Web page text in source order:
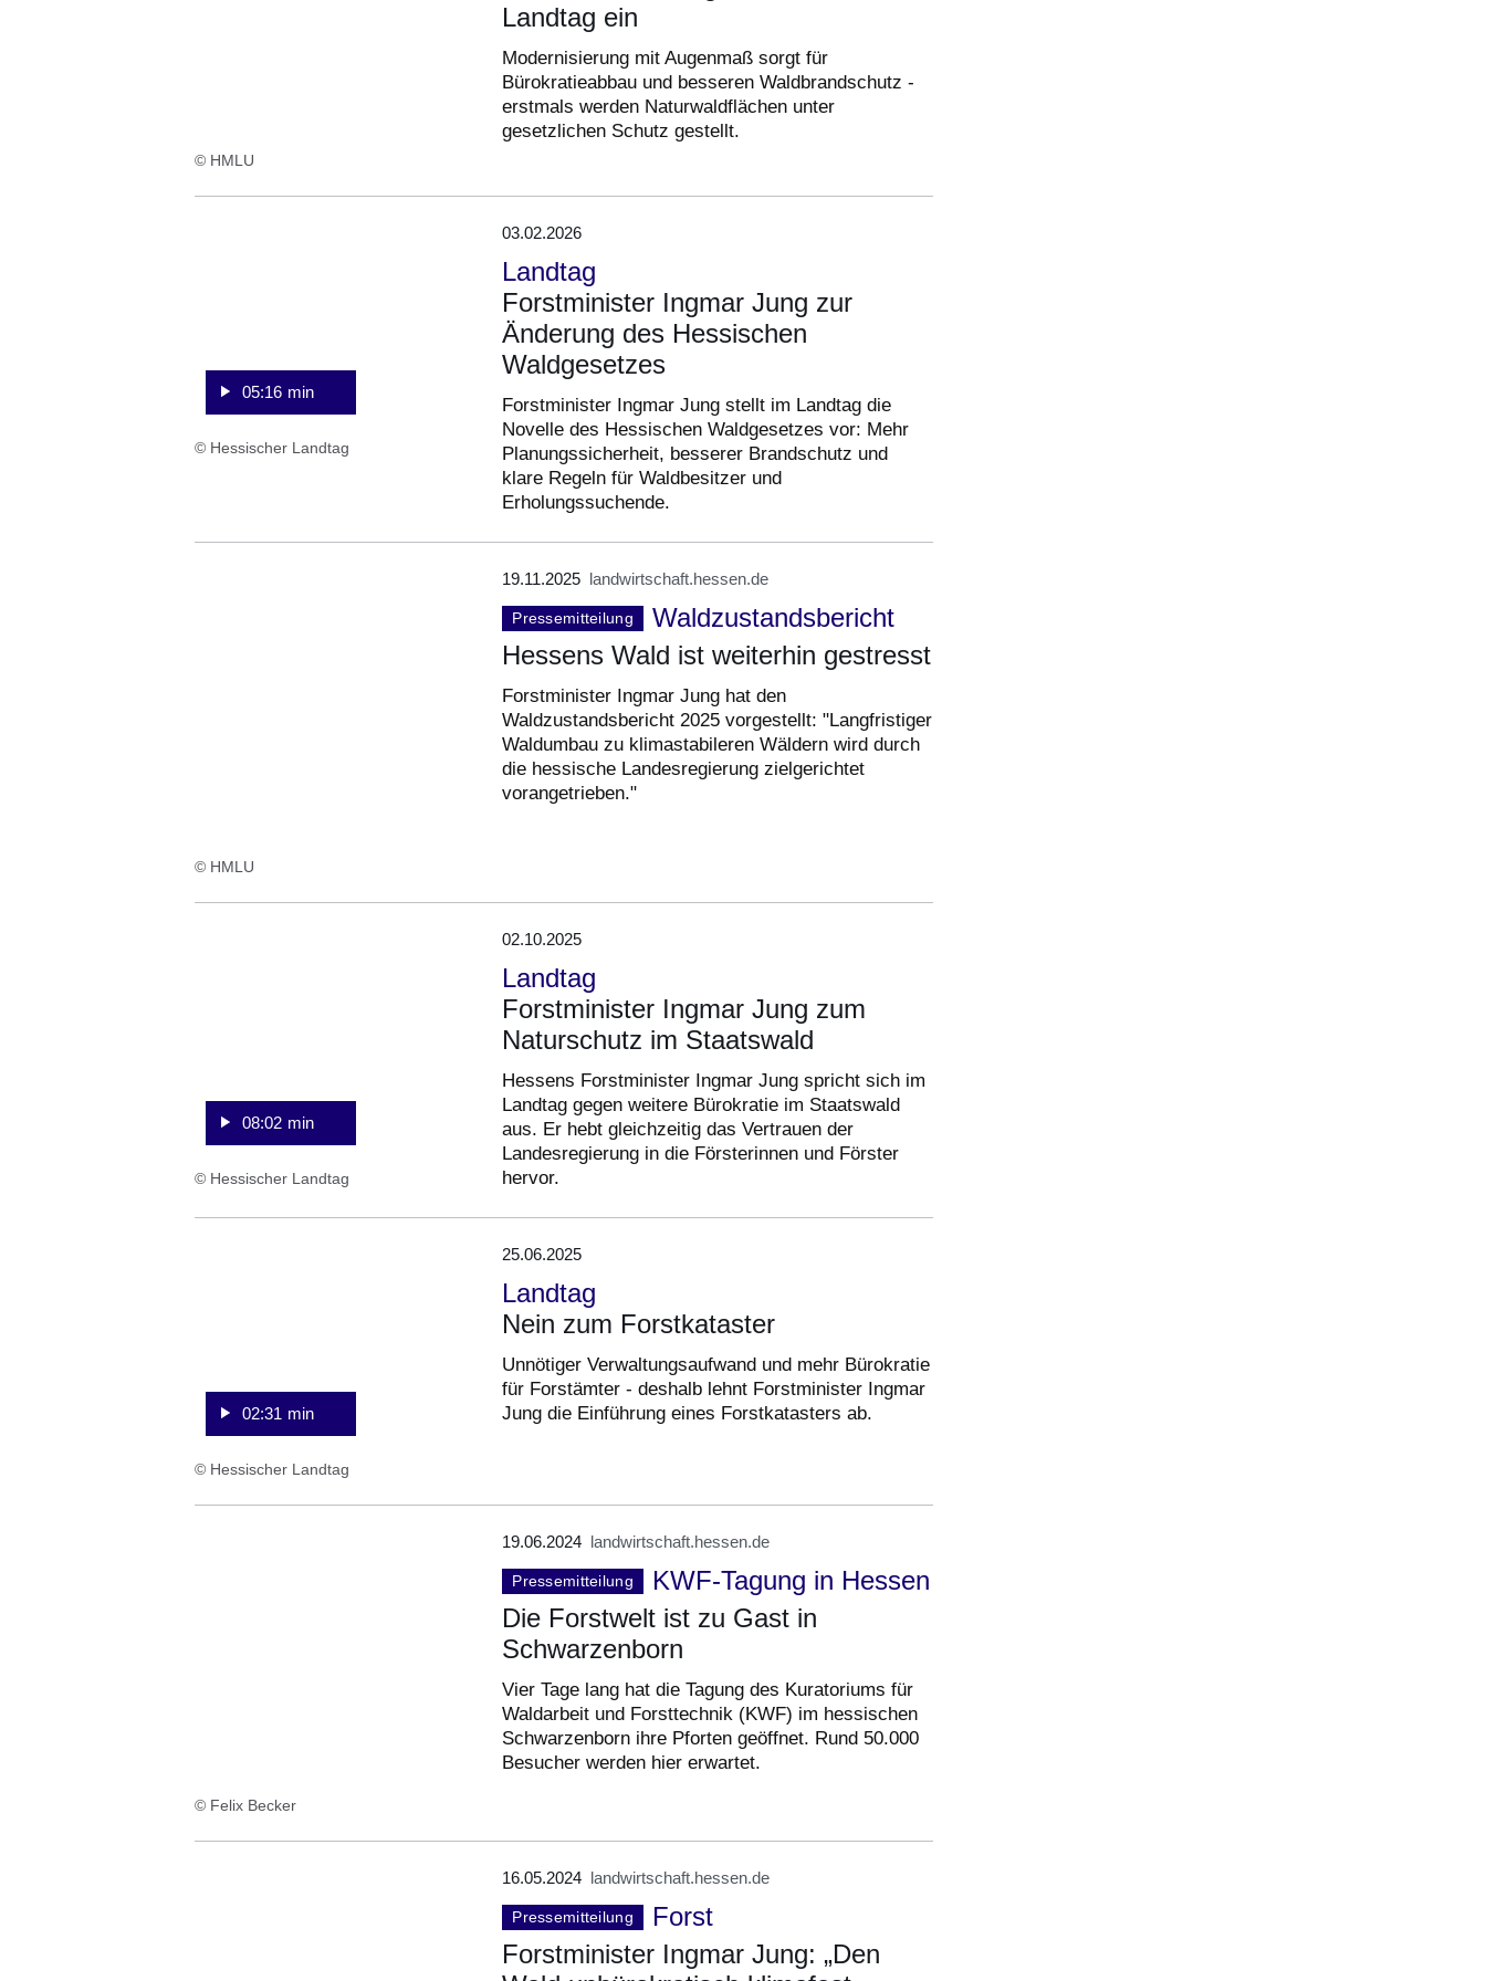
© HMLU
Landtag ein
Modernisierung mit Augenmaß sorgt für
Bürokratieabbau und besseren Waldbrandschutz -
erstmals werden Naturwaldflächen unter
gesetzlichen Schutz gestellt.
05:16 min
© Hessischer Landtag
03.02.2026
Landtag
Forstminister Ingmar Jung zur
Änderung des Hessischen
Waldgesetzes
Forstminister Ingmar Jung stellt im Landtag die
Novelle des Hessischen Waldgesetzes vor: Mehr
Planungssicherheit, besserer Brandschutz und
klare Regeln für Waldbesitzer und
Erholungssuchende.
© HMLU
19.11.2025 landwirtschaft.hessen.de
Pressemitteilung
Waldzustandsbericht
Hessens Wald ist weiterhin gestresst
Forstminister Ingmar Jung hat den
Waldzustandsbericht 2025 vorgestellt: "Langfristiger
Waldumbau zu klimastabileren Wäldern wird durch
die hessische Landesregierung zielgerichtet
vorangetrieben."
08:02 min
© Hessischer Landtag
02.10.2025
Landtag
Forstminister Ingmar Jung zum
Naturschutz im Staatswald
Hessens Forstminister Ingmar Jung spricht sich im
Landtag gegen weitere Bürokratie im Staatswald
aus. Er hebt gleichzeitig das Vertrauen der
Landesregierung in die Försterinnen und Förster
hervor.
02:31 min
© Hessischer Landtag
25.06.2025
Landtag
Nein zum Forstkataster
Unnötiger Verwaltungsaufwand und mehr Bürokratie
für Forstämter - deshalb lehnt Forstminister Ingmar
Jung die Einführung eines Forstkatasters ab.
© Felix Becker
19.06.2024 landwirtschaft.hessen.de
Pressemitteilung
KWF-Tagung in Hessen
Die Forstwelt ist zu Gast in
Schwarzenborn
Vier Tage lang hat die Tagung des Kuratoriums für
Waldarbeit und Forsttechnik (KWF) im hessischen
Schwarzenborn ihre Pforten geöffnet. Rund 50.000
Besucher werden hier erwartet.
16.05.2024 landwirtschaft.hessen.de
Pressemitteilung
Forst
Forstminister Ingmar Jung: „Den